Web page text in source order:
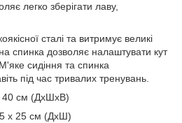
легко зберігати лаву,
сталі та витримує великі
спинка дозволяє налаштувати кут
сидіння та спинка
під час тривалих тренувань.
40 см (ДхШхВ)
x 25 см (ДхШ)